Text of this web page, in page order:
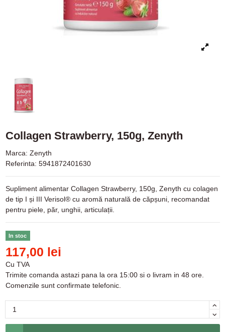
Collagen Strawberry, 150g, Zenyth
Marca: Zenyth
Referinta: 5941872401630
Supliment alimentar Collagen Strawberry, 150g, Zenyth cu colagen
de tip I și III Verisol® cu aromă naturală de căpșuni, recomandat
pentru piele, păr, unghii, articulații.
In stoc
117,00 lei
Cu TVA
Trimite comanda astazi pana la ora 15:00 si o livram in 48 ore.
Comenzile sunt confirmate telefonic.